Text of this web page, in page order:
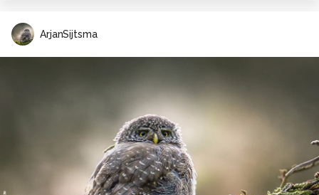
ArjanSijtsma